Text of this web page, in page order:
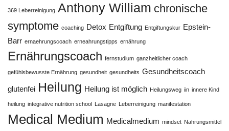
369 Leberreinigung Anthony William chronische
symptome coaching Detox Entgiftung Entgiftungskur Epstein-
Barr ernaehrungscoach erneahrungstipps ernährung
Ernährungscoach fernstudium ganzheitlicher coach
gefühlsbewusste Ernährung gesundheit gesundheits Gesundheitscoach
glutenfei Heilung Heilung ist möglich Heilungsweg iin innere Kind
heilung integrative nutrition school Lasagne Leberreinigung manifestation
Medical Medium Medicalmedium mindset Nahrungsmittel